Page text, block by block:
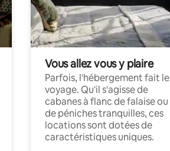
Vous allez vous y plaire
Parfois, l'hébergement fait le
voyage. Qu'il s'agisse de
cabanes à flanc de falaise ou
de péniches tranquilles, ces
locations sont dotées de
caractéristiques uniques.